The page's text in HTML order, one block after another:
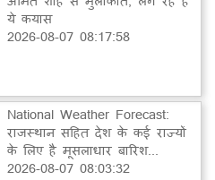
ये कयास
2026-08-07 08:17:58
National Weather Forecast:
राजस्थान सहित देश के कई राज्यों
के लिए है मूसलाधार बारिश...
2026-08-07 08:03:32